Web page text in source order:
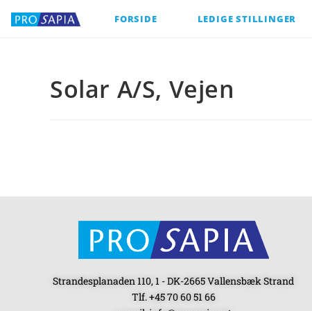
FORSIDE LEDIGE STILLINGER
Solar A/S, Vejen
Strandesplanaden 110, 1 - DK-2665 Vallensbæk Strand
Tlf. +45 70 60 51 66